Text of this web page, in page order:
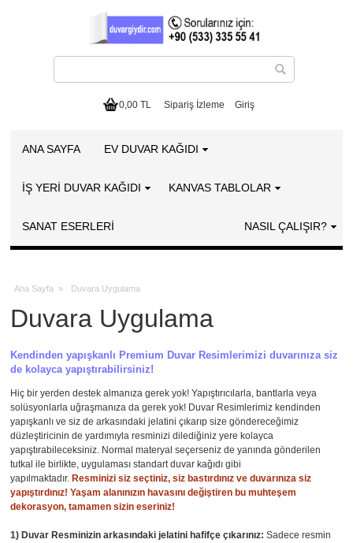
0,00 TL Sipariş İzleme Giriş
ANA SAYFA EV DUVAR KAĞIDI
İŞ YERİ DUVAR KAĞIDI KANVAS TABLOLAR
SANAT ESERLERI NASIL ÇALIŞIR?
Ana Sayfa » Duvara Uygulama
Duvara Uygulama
Kendinden yapışkanlı Premium Duvar Resimlerimizi duvarınıza siz
de kolayca yapıştırabilirsiniz!
Hiç bir yerden destek almanıza gerek yok! Yapıştırıcılarla, bantlarla veya
solüsyonlarla uğraşmanıza da gerek yok! Duvar Resimlerimiz kendinden
yapışkanlı ve siz de arkasındaki jelatini çıkarıp size göndereceğimiz
düzleştiricinin de yardımıyla resminizi dilediğiniz yere kolayca
yapıştırabileceksiniz. Normal materyal seçerseniz de yanında gönderilen
tutkal ile birlikte, uygulaması standart duvar kağıdı gibi
yapılmaktadır. Resminizi siz seçtiniz, siz bastırdınız ve duvarınıza siz
yapıştırdınız! Yaşam alanınızın havasını değiştiren bu muhteşem
dekorasyon, tamamen sizin eseriniz!
1) Duvar Resminizin arkasındaki jelatini hafifçe çıkarınız: Sadece resmin